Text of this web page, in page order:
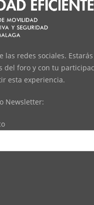
las redes sociales.
del foro y con tu
esta experiencia.
Newsletter: